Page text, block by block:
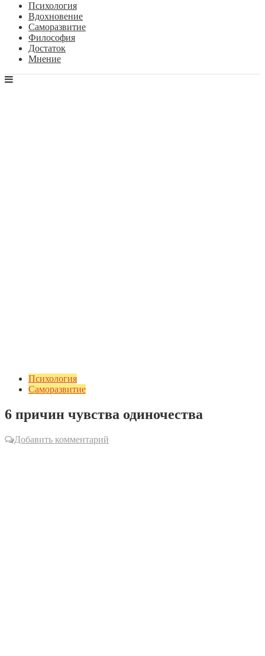
Психология
Вдохновение
Саморазвитие
Философия
Достаток
Мнение
Психология
Саморазвитие
6 причин чувства одиночества
Добавить комментарий